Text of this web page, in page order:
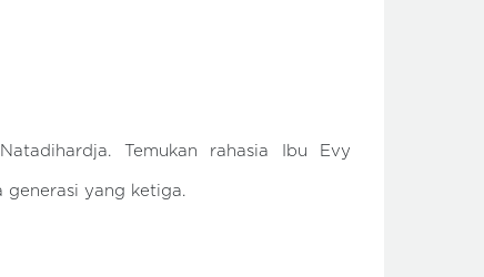
Temukan rahasia Ibu Evy
generasi yang ketiga.